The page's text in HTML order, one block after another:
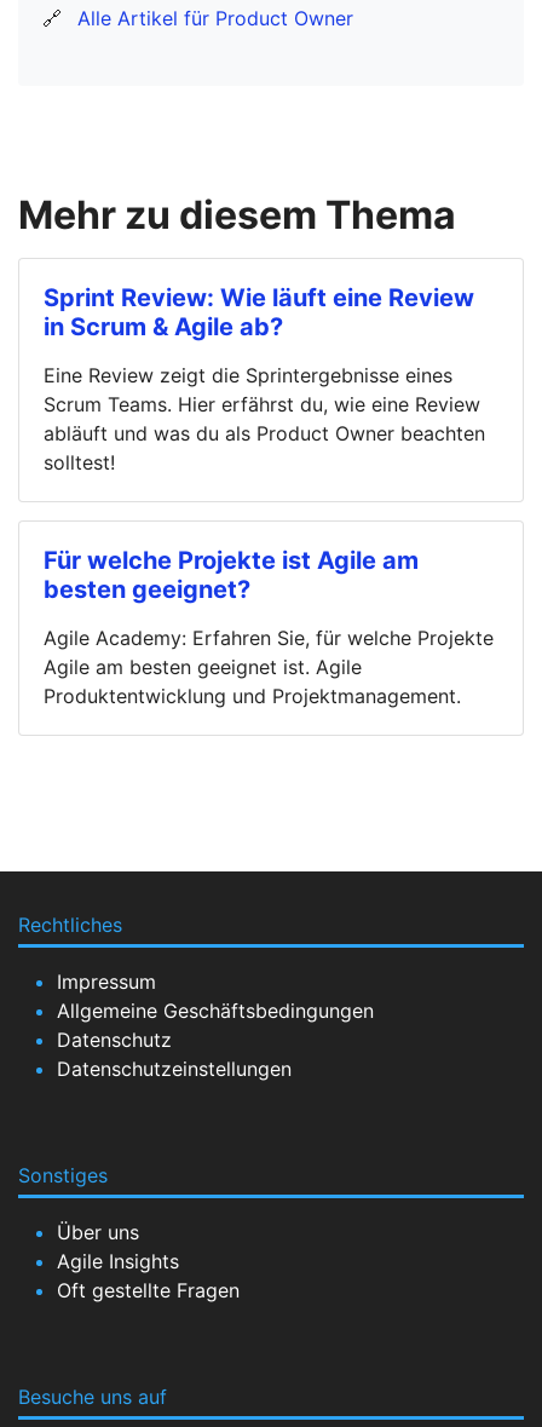
🔗
Alle Artikel für Product Owner
Mehr zu diesem Thema
Sprint Review: Wie läuft eine Review
in Scrum & Agile ab?
Eine Review zeigt die Sprintergebnisse eines
Scrum Teams. Hier erfährst du, wie eine Review
abläuft und was du als Product Owner beachten
solltest!
Für welche Projekte ist Agile am
besten geeignet?
Agile Academy: Erfahren Sie, für welche Projekte
Agile am besten geeignet ist. Agile
Produktentwicklung und Projektmanagement.
Rechtliches
Impressum
Allgemeine Geschäftsbedingungen
Datenschutz
Datenschutzeinstellungen
Sonstiges
Über uns
Agile Insights
Oft gestellte Fragen
Besuche uns auf